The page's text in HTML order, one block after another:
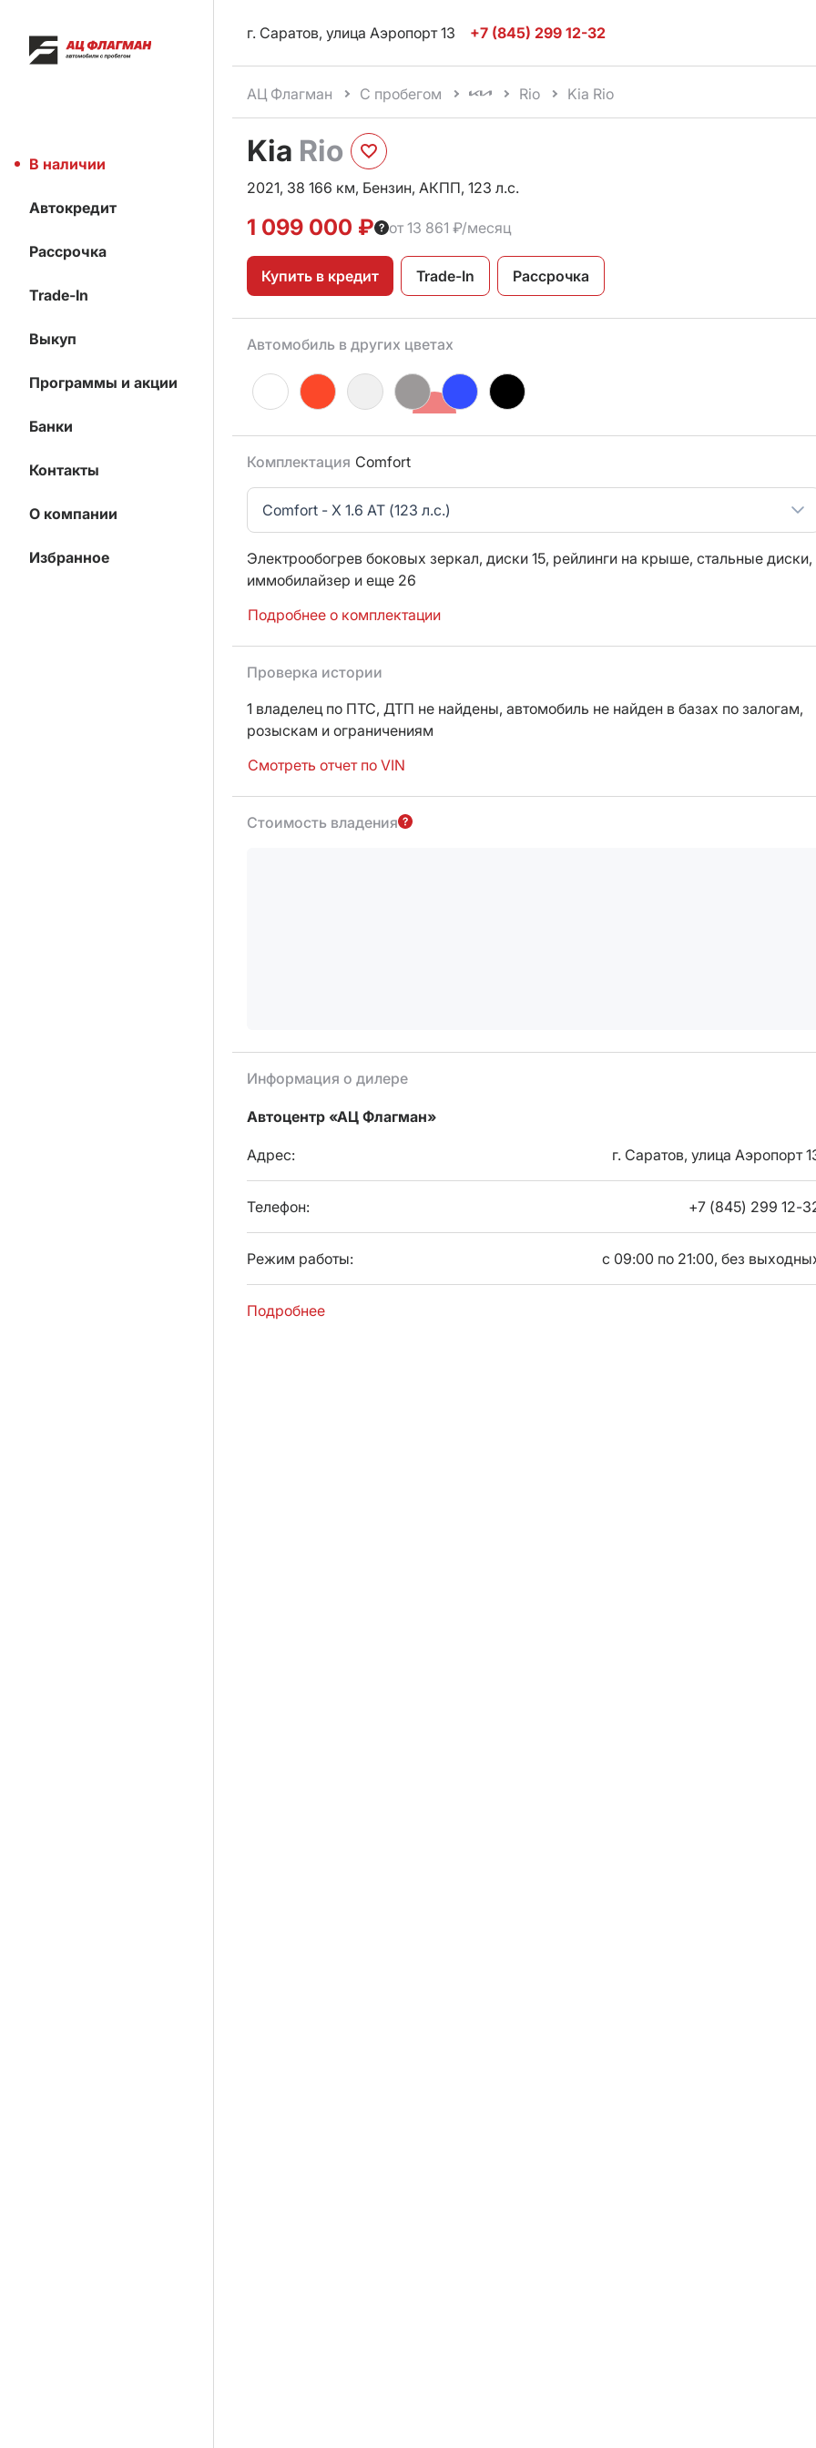
В наличии
Автокредит
Рассрочка
Trade-In
Выкуп
Программы и акции
Банки
Контакты
О компании
Избранное
г. Саратов, улица Аэропорт 13 +7 (845) 299 12-32
АЦ Флагман С пробегом Rio Kia Rio
Kia Rio
2021, 38 166 км, Бензин, АКПП, 123 л.с.
1 099 000 ₽ от 13 861 ₽/месяц
Купить в кредит Trade-In Рассрочка
Автомобиль в других цветах
Комплектация Comfort
Comfort - X 1.6 AT (123 л.с.)
Электрообогрев боковых зеркал, диски 15, рейлинги на крыше, стальные диски,
иммобилайзер и еще 26
Подробнее о комплектации
Проверка истории
1 владелец по ПТС, ДТП не найдены, автомобиль не найден в базах по залогам,
розыскам и ограничениям
Смотреть отчет по VIN
Стоимость владения
Информация о дилере
Автоцентр «АЦ Флагман»
Адрес: г. Саратов, улица Аэропорт
Телефон: +7 (845) 299 12-
Режим работы: с 09:00 по 21:00, без
Подробнее